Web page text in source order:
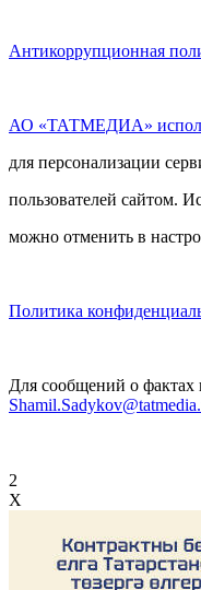
Антикоррупционная
АО «ТАТМЕДИА»
для персонализации
пользователей сайтом.
можно отменить в
Политика
Для сообщений о фактах
2
X